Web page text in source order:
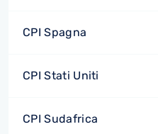
CPI Spagna
CPI Stati Uniti
CPI Sudafrica